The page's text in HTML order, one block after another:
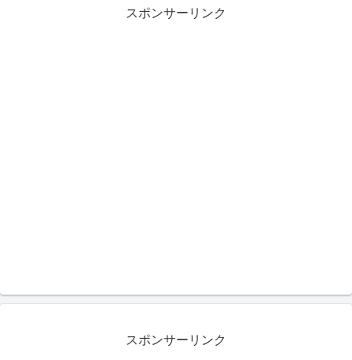
スポンサーリンク
スポンサーリンク